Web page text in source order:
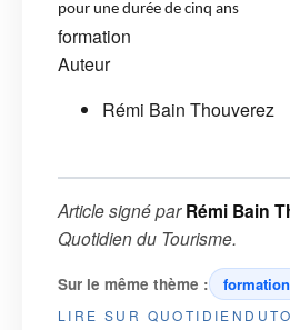
pour une durée de cinq ans
formation
Auteur
Rémi Bain Thouverez
Article signé parRémi Bain
Quotidien du Tourisme.
Sur le même thème : formation
LIRE SUR